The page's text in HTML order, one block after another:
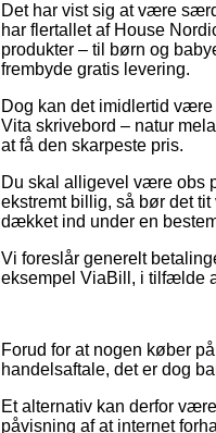
Det har vist sig at være
har flertallet af House
produkter – til børn og
frembyde gratis levering.
Dog kan det imidlertid
Vita skrivebord – natur
at få den skarpeste pris.
Du skal alligevel være obs
ekstremt billig, så bør det
dækket ind under en
Vi foreslår generelt
eksempel ViaBill, i tilfælde
Forud for at nogen køber
handelsaftale, det er dog
Et alternativ kan derfor
påvisning af at internet